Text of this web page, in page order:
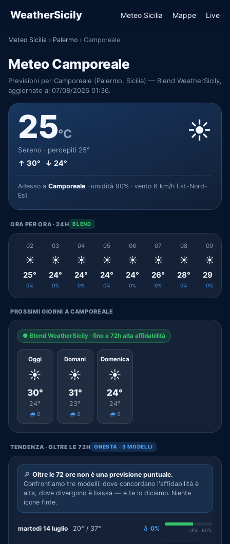
WeatherSicily Meteo Sicilia Mappe Live
Meteo Sicilia › Palermo › Camporeale
Meteo Camporeale
Previsioni per Camporeale (Palermo, Sicilia) — Blend WeatherSicily,
aggiornate al 07/08/2026 01:36.
25°C
Sereno · percepiti 25°
↑ 30° ↓ 24°
☀️
Adesso a Camporeale · umidità 90% · vento 6 km/h Est-Nord-
Est
ORA PER ORA · 24H BLEND
02
☀️
25°
0%
03
☀️
24°
0%
04
☀️
24°
0%
05
☀️
24°
0%
06
☀️
24°
0%
07
☀️
26°
0%
08
☀️
28°
0%
09
☀️
29°
0%
PROSSIMI GIORNI A CAMPOREALE
● Blend WeatherSicily · fino a 72h alta affidabilità
Oggi
☀️
30°
24°
🌧️ 0
Domani
☀️
31°
23°
🌧️ 0
Domenica
☀️
24°
24°
🌧️ 0
TENDENZA · OLTRE LE 72H ONESTA · 3 MODELLI
🔎 Oltre le 72 ore non è una previsione puntuale.
Confrontiamo tre modelli: dove concordano l'affidabilità è
alta, dove divergono è bassa — e te lo diciamo. Niente
icone finte.
martedì 14 luglio 20° / 37° 💧 0% affid. 60%